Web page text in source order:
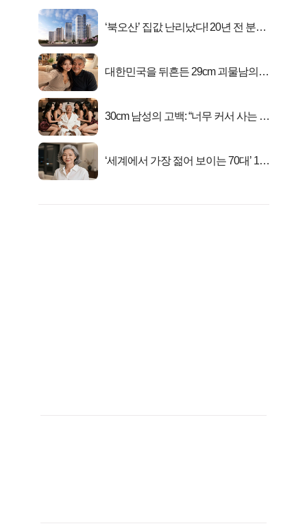
‘북오산’ 집값 난리났다! 20년 전 분양
대한민국을 뒤흔든 29cm 괴물남의
30cm 남성의 고백: “너무 커서 사는 게
‘세계에서 가장 젊어 보이는 70대’ 1위